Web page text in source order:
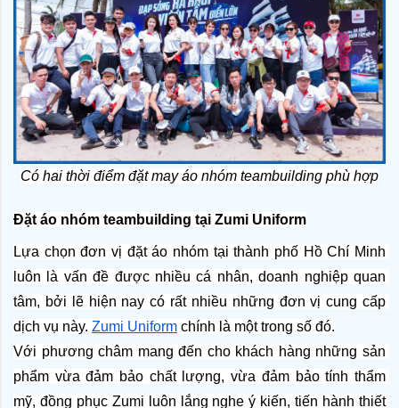
Có hai thời điểm đặt may áo nhóm teambuilding phù hợp
Đặt áo nhóm teambuilding tại Zumi Uniform
Lựa chọn đơn vị đặt áo nhóm tại thành phố Hồ Chí Minh
luôn là vấn đề được nhiều cá nhân, doanh nghiệp quan
tâm, bởi lẽ hiện nay có rất nhiều những đơn vị cung cấp
dịch vụ này. Zumi Uniform chính là một trong số đó.
Với phương châm mang đến cho khách hàng những sản
phẩm vừa đảm bảo chất lượng, vừa đảm bảo tính thẩm
mỹ, đồng phục Zumi luôn lắng nghe ý kiến, tiến hành thiết